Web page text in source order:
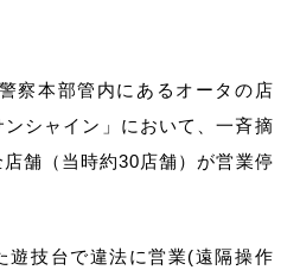
察本部管内にあるオータの店
シャイン」において、一斉摘
舗（当時約30店舗）が営業停
遊技台で違法に営業(遠隔操作